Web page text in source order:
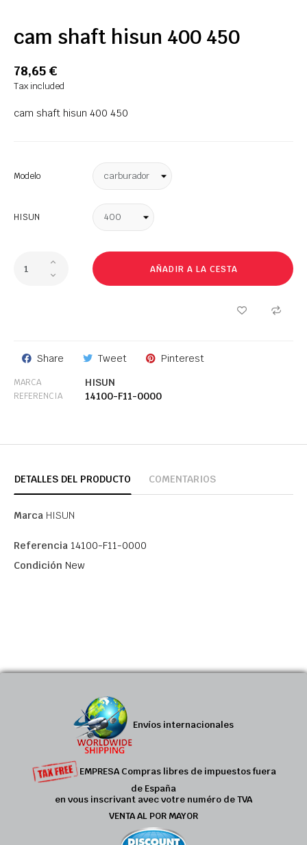
cam shaft hisun 400 450
78,65 €
Tax included
cam shaft hisun 400 450
Modelo
HISUN
AÑADIR A LA CESTA
Share Tweet Pinterest
MARCA HISUN
REFERENCIA 14100-F11-0000
DETALLES DEL PRODUCTO COMENTARIOS
Marca HISUN
Referencia 14100-F11-0000
Condición New
Envíos internacionales
EMPRESA Compras libres de impuestos fuera
de España
en vous inscrivant avec votre numéro de TVA
VENTA AL POR MAYOR